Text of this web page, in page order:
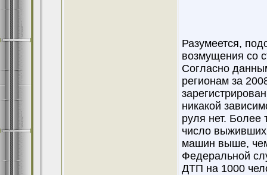
Разумеется,
возмущения со
Согласно
регионам за
никакой
руля нет. Более
число
машин выше,
Федеральной
ДТП на 1000